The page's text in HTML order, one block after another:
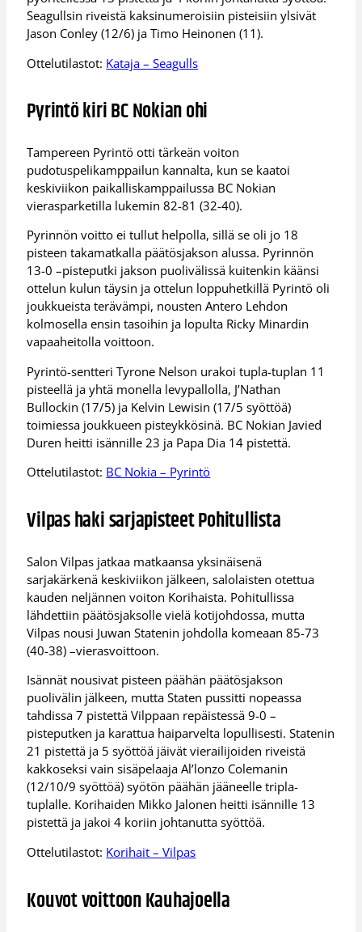
Seagullsin riveistä kaksinumeroisiin pisteisiin ylsivät
Jason Conley (12/6) ja Timo Heinonen (11).
Ottelutilastot: Kataja – Seagulls
Pyrintö kiri BC Nokian ohi
Tampereen Pyrintö otti tärkeän voiton
pudotuspelikamppailun kannalta, kun se kaatoi
keskiviikon paikalliskamppailussa BC Nokian
vierasparketilla lukemin 82-81 (32-40).
Pyrinnön voitto ei tullut helpolla, sillä se oli jo 18
pisteen takamatkalla päätösjakson alussa. Pyrinnön
13-0 –pisteputki jakson puolivälissä kuitenkin käänsi
ottelun kulun täysin ja ottelun loppuhetkillä Pyrintö oli
joukkueista terävämpi, nousten Antero Lehdon
kolmosella ensin tasoihin ja lopulta Ricky Minardin
vapaaheitolla voittoon.
Pyrintö-sentteri Tyrone Nelson urakoi tupla-tuplan 11
pisteellä ja yhtä monella levypallolla, J’Nathan
Bullockin (17/5) ja Kelvin Lewisin (17/5 syöttöä)
toimiessa joukkueen pisteykkösinä. BC Nokian Javied
Duren heitti isännille 23 ja Papa Dia 14 pistettä.
Ottelutilastot: BC Nokia – Pyrintö
Vilpas haki sarjapisteet Pohitullista
Salon Vilpas jatkaa matkaansa yksinäisenä
sarjakärkenä keskiviikon jälkeen, salolaisten otettua
kauden neljännen voiton Korihaista. Pohitullissa
lähdettiin päätösjaksolle vielä kotijohdossa, mutta
Vilpas nousi Juwan Statenin johdolla komeaan 85-73
(40-38) –vierasvoittoon.
Isännät nousivat pisteen päähän päätösjakson
puolivälin jälkeen, mutta Staten pussitti nopeassa
tahdissa 7 pistettä Vilppaan repäistessä 9-0 –
pisteputken ja karattua haiparvelta lopullisesti. Statenin
21 pistettä ja 5 syöttöä jäivät vierailijoiden riveistä
kakkoseksi vain sisäpelaaja Al’lonzo Colemanin
(12/10/9 syöttöä) syötön päähän jääneelle tripla-
tuplalle. Korihaiden Mikko Jalonen heitti isännille 13
pistettä ja jakoi 4 koriin johtanutta syöttöä.
Ottelutilastot: Korihait – Vilpas
Kouvot voittoon Kauhajoella